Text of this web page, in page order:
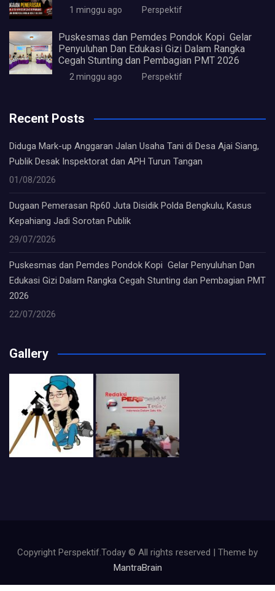
1 minggu ago Perspektif
Puskesmas dan Pemdes Pondok Kopi Gelar
Penyuluhan Dan Edukasi Gizi Dalam Rangka
Cegah Stunting dan Pembagian PMT 2026
2 minggu ago Perspektif
Recent Posts
Diduga Mark-up Anggaran Jalan Usaha Tani di Desa Ajai Siang,
Publik Desak Inspektorat dan APH Turun Tangan
01/08/2026
Dugaan Pemerasan Rp60 Juta Disidik Polda Bengkulu, Kasus
Kepahiang Jadi Sorotan Publik
29/07/2026
Puskesmas dan Pemdes Pondok Kopi Gelar Penyuluhan Dan
Edukasi Gizi Dalam Rangka Cegah Stunting dan Pembagian PMT
2026
22/07/2026
Gallery
Copyright Perspektif.Today © All rights reserved | Theme by
MantraBrain